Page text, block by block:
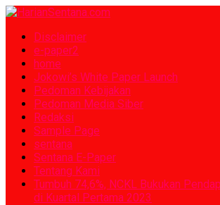
Disclaimer
e-paper2
home
Jokowi’s White Paper Launch
Pedoman Kebijakan
Pedoman Media Siber
Redaksi
Sample Page
sentana
Sentana E-Paper
Tentang Kami
Tumbuh 74,6%, NCKL Bukukan
di Kuartal Pertama 2023